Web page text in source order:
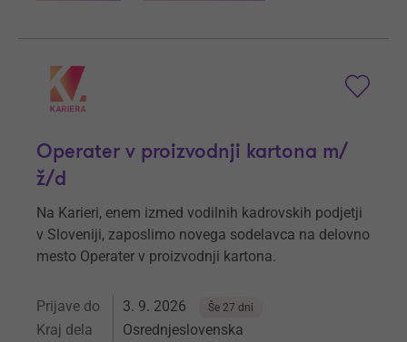
Operater v proizvodnji kartona m/
ž/d
Na Karieri, enem izmed vodilnih kadrovskih podjetji
v Sloveniji, zaposlimo novega sodelavca na delovno
mesto Operater v proizvodnji kartona.
Prijave do 3. 9. 2026 Še 27 dni
Kraj dela Osrednjeslovenska